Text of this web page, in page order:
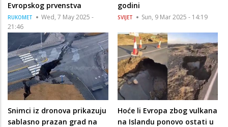
Evropskog prvenstva
RUKOMET
Wed, 7 May 2025 -
21:46
godini
SVIJET Sun, 9 Mar 2025 - 14:19
Snimci iz dronova prikazuju
sablasno prazan grad na
Hoće li Evropa zbog vulkana
na Islandu ponovo ostati u